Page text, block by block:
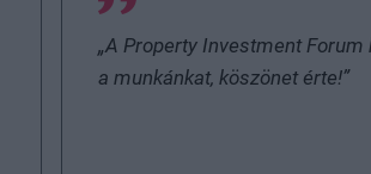
„A Property Investment
a munkánkat, köszönet érte!”